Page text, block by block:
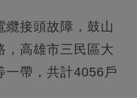
纜接頭故障，鼓山
，高雄市三民區大
一帶，共計4056戶